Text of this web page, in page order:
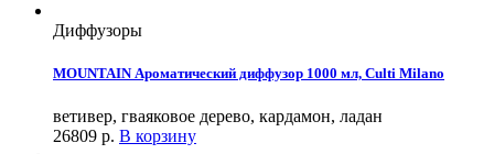
Диффузоры
MOUNTAIN Ароматический диффузор 1000 мл, Culti Milano
ветивер, гваяковое дерево, кардамон, ладан
26809 р. В корзину